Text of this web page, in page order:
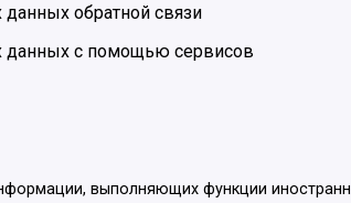
данных обратной связи
данных с помощью сервисов
выполняющих функции